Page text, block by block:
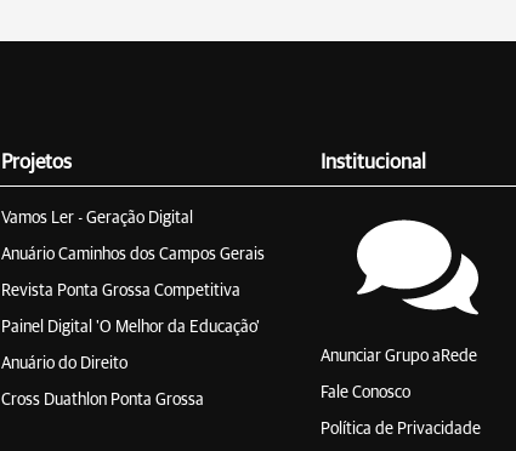
Projetos
Vamos Ler - Geração Digital
Anuário Caminhos dos Campos Gerais
Revista Ponta Grossa Competitiva
Painel Digital 'O Melhor da Educação'
Anuário do Direito
Cross Duathlon Ponta Grossa
Institucional
Anunciar Grupo aRede
Fale Conosco
Política de Privacidade